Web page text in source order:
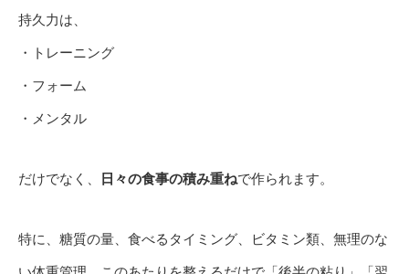
持久力は、
・トレーニング
・フォーム
・メンタル
だけでなく、 日々の食事の積み重ねで作られます。
特に、糖質の量、食べるタイミング、ビタミン類、無理のな